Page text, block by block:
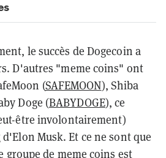
le succès de Dogecoin a
D'autres "meme coins" ont
(SAFEMOON), Shiba
Doge (BABYDOGE), ce
être involontairement)
d'Elon Musk. Et ce ne sont que
groupe de meme coins est